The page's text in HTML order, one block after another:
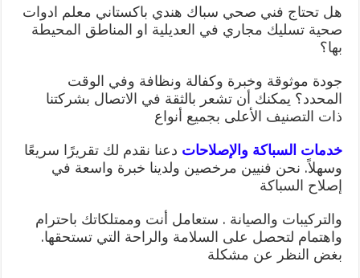
هل تحتاج فني صحي سباك هندي باكستاني معلم ادوات
صحية تسليك مجاري في العديلية او المناطق المحيطة
بها؟
جودة موثوقة وخبرة وكفالة ونظافة وفي الوقت
المحدد؟ يمكنك أن تشعر بالثقة في الاتصال بشركتنا
ذات التصنيف الأعلى بجميع أنواع
خدمات السباكة والإصلاحات دعنا نقدم لك تقريرًا سريعًا
وسهلاً. نحن فنيين مرخصين ولدينا خبرة واسعة في
إصلاح السباكة
والتركيبات والصيانة . ستعامل أنت وممتلكاتك باحترام
واهتمام لتحصل على السلامة والراحة التي تستحقها.
بغض النظر عن مشكلة